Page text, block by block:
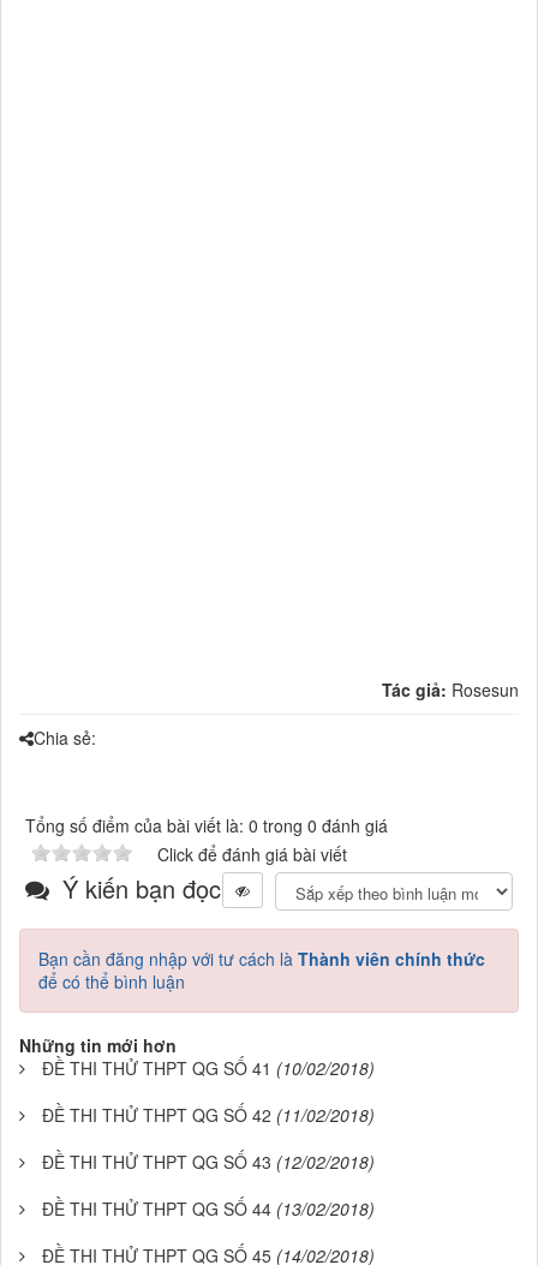
Tác giả: Rosesun
Chia sẻ:
Tổng số điểm của bài viết là: 0 trong 0 đánh giá
Click để đánh giá bài viết
Ý kiến bạn đọc
Bạn cần đăng nhập với tư cách là Thành viên chính thức
để có thể bình luận
Những tin mới hơn
ĐỀ THI THỬ THPT QG SỐ 41 (10/02/2018)
ĐỀ THI THỬ THPT QG SỐ 42 (11/02/2018)
ĐỀ THI THỬ THPT QG SỐ 43 (12/02/2018)
ĐỀ THI THỬ THPT QG SỐ 44 (13/02/2018)
ĐỀ THI THỬ THPT QG SỐ 45 (14/02/2018)